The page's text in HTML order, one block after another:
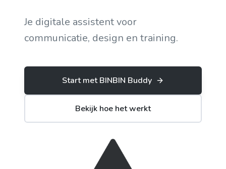
Je digitale assistent voor
communicatie, design en training.
Start met BINBIN Buddy
Bekijk hoe het werkt